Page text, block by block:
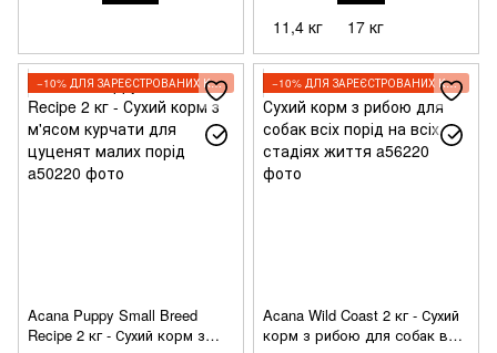
11,4 кг
17 кг
−10% ДЛЯ ЗАРЕЄСТРОВАНИХ КЛІЄНТІВ
Acana Puppy Small Breed
Recipe 2 кг - Сухий корм з
−10% ДЛЯ ЗАРЕЄСТРОВАНИХ КЛІЄНТІВ
Acana Wild Coast 2 кг - Сухий
корм з рибою для собак всіх